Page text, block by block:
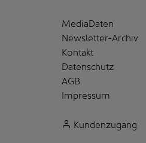
MediaDaten
Newsletter-Archiv
Kontakt
Datenschutz
AGB
Impressum
Kundenzugang